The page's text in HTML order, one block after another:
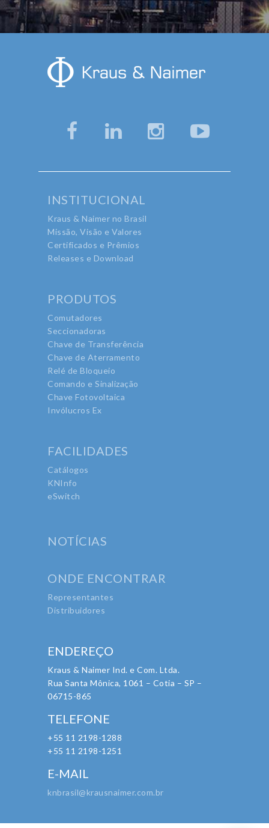
INSTITUCIONAL
Kraus & Naimer no Brasil
Missão, Visão e Valores
Certificados e Prêmios
Releases e Download
PRODUTOS
Comutadores
Seccionadoras
Chave de Transferência
Chave de Aterramento
Relé de Bloqueio
Comando e Sinalização
Chave Fotovoltaica
Invólucros Ex
FACILIDADES
Catálogos
KNInfo
eSwitch
NOTÍCIAS
ONDE ENCONTRAR
Representantes
Distribuidores
ENDEREÇO
Kraus & Naimer Ind. e Com. Ltda.
Rua Santa Mônica, 1061 – Cotia – SP –
06715-865
TELEFONE
+55 11 2198-1288
+55 11 2198-1251
E-MAIL
knbrasil@krausnaimer.com.br